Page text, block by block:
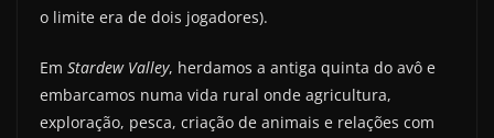
o limite era de dois jogadores).
Em Stardew Valley, herdamos a antiga quinta do avô e
embarcamos numa vida rural onde agricultura,
exploração, pesca, criação de animais e relações com